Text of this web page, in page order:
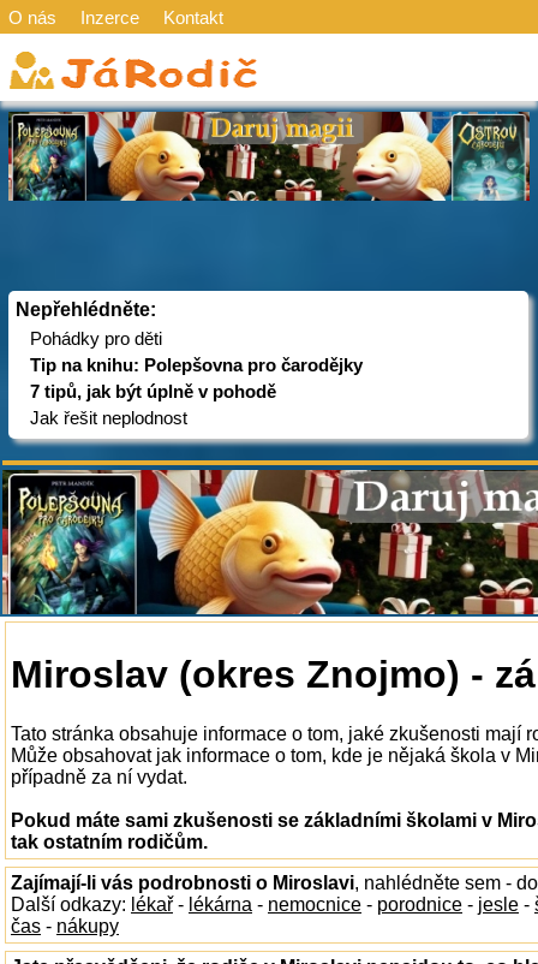
O nás Inzerce Kontakt
Nepřehlédněte:
Pohádky pro děti
Tip na knihu: Polepšovna pro čarodějky
7 tipů, jak být úplně v pohodě
Jak řešit neplodnost
Miroslav (okres Znojmo) -
Tato stránka obsahuje informace o tom, jaké zkušenosti mají
Může obsahovat jak informace o tom, kde je nějaká škola v
případně za ní vydat.
Pokud máte sami zkušenosti se základními školami v
tak ostatním rodičům.
Zajímají-li vás podrobnosti o Miroslavi, nahlédněte sem -
Další odkazy: lékař - lékárna - nemocnice - porodnice - jesle -
čas - nákupy